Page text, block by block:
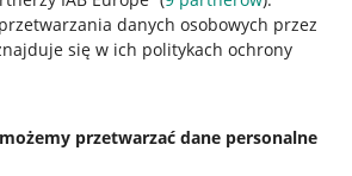
danych osobowych przez
się w ich politykach ochrony
przetwarzać dane personalne